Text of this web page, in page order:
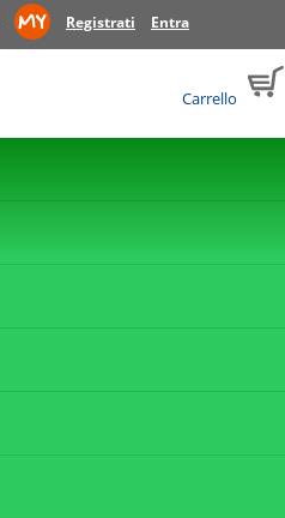
Registrati Entra
Carrello